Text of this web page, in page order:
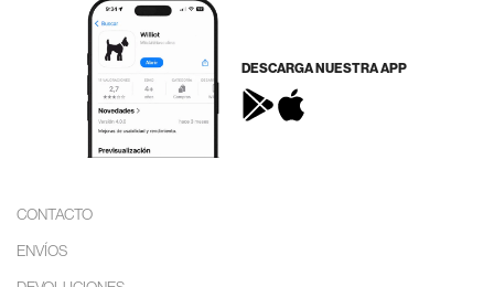
DESCARGA NUESTRA APP
CONTACTO
ENVÍOS